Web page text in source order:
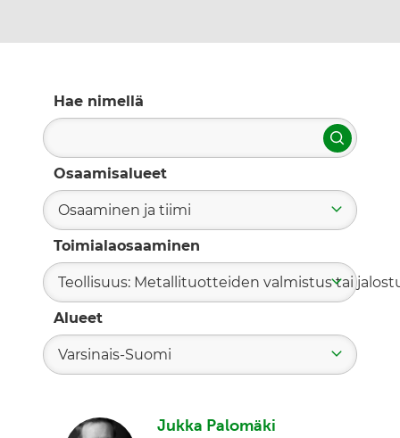
Hae nimellä
Hae
Osaamisalueet
Osaaminen ja tiimi
Toimialaosaaminen
Teollisuus: Metallituotteiden valmistus tai
Alueet
Varsinais-Suomi
Jukka Palomäki